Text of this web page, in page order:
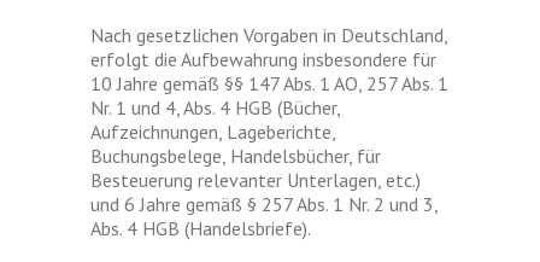
Nach gesetzlichen Vorgaben in Deutschland,
erfolgt die Aufbewahrung insbesondere für
10 Jahre gemäß §§ 147 Abs. 1 AO, 257 Abs. 1
Nr. 1 und 4, Abs. 4 HGB (Bücher,
Aufzeichnungen, Lageberichte,
Buchungsbelege, Handelsbücher, für
Besteuerung relevanter Unterlagen, etc.)
und 6 Jahre gemäß § 257 Abs. 1 Nr. 2 und 3,
Abs. 4 HGB (Handelsbriefe).